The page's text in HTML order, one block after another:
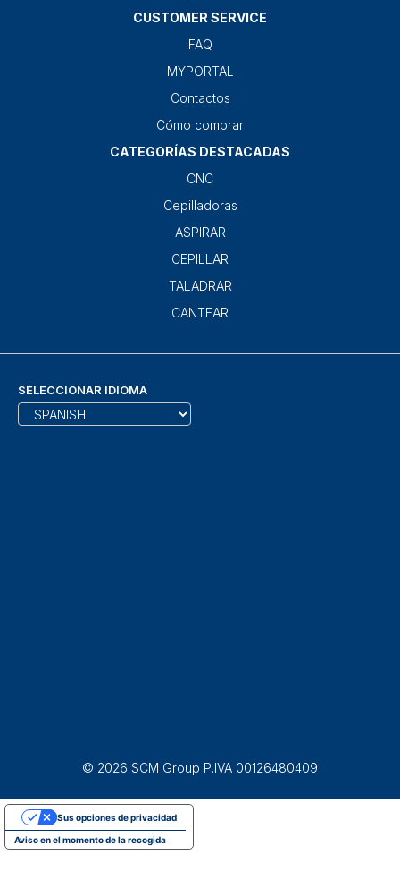
CUSTOMER SERVICE
FAQ
MYPORTAL
Contactos
Cómo comprar
CATEGORÍAS DESTACADAS
CNC
Cepilladoras
ASPIRAR
CEPILLAR
TALADRAR
CANTEAR
SELECCIONAR IDIOMA
© 2026 SCM Group P.IVA 00126480409
Aviso en el momento de la recogida
Sus opciones de privacidad